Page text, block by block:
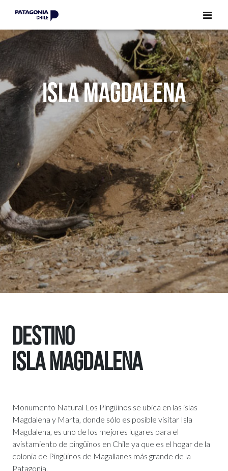
CERRAR
ISLA MAGDALENA
DESTINO
ISLA MAGDALENA
Monumento Natural Los Pingüinos se ubica en las islas
Magdalena y Marta, donde sólo es posible visitar Isla
Magdalena, es uno de los mejores lugares para el
avistamiento de pingüinos en Chile ya que es el hogar de la
colonia de Pingüinos de Magallanes más grande de la
Patagonia.